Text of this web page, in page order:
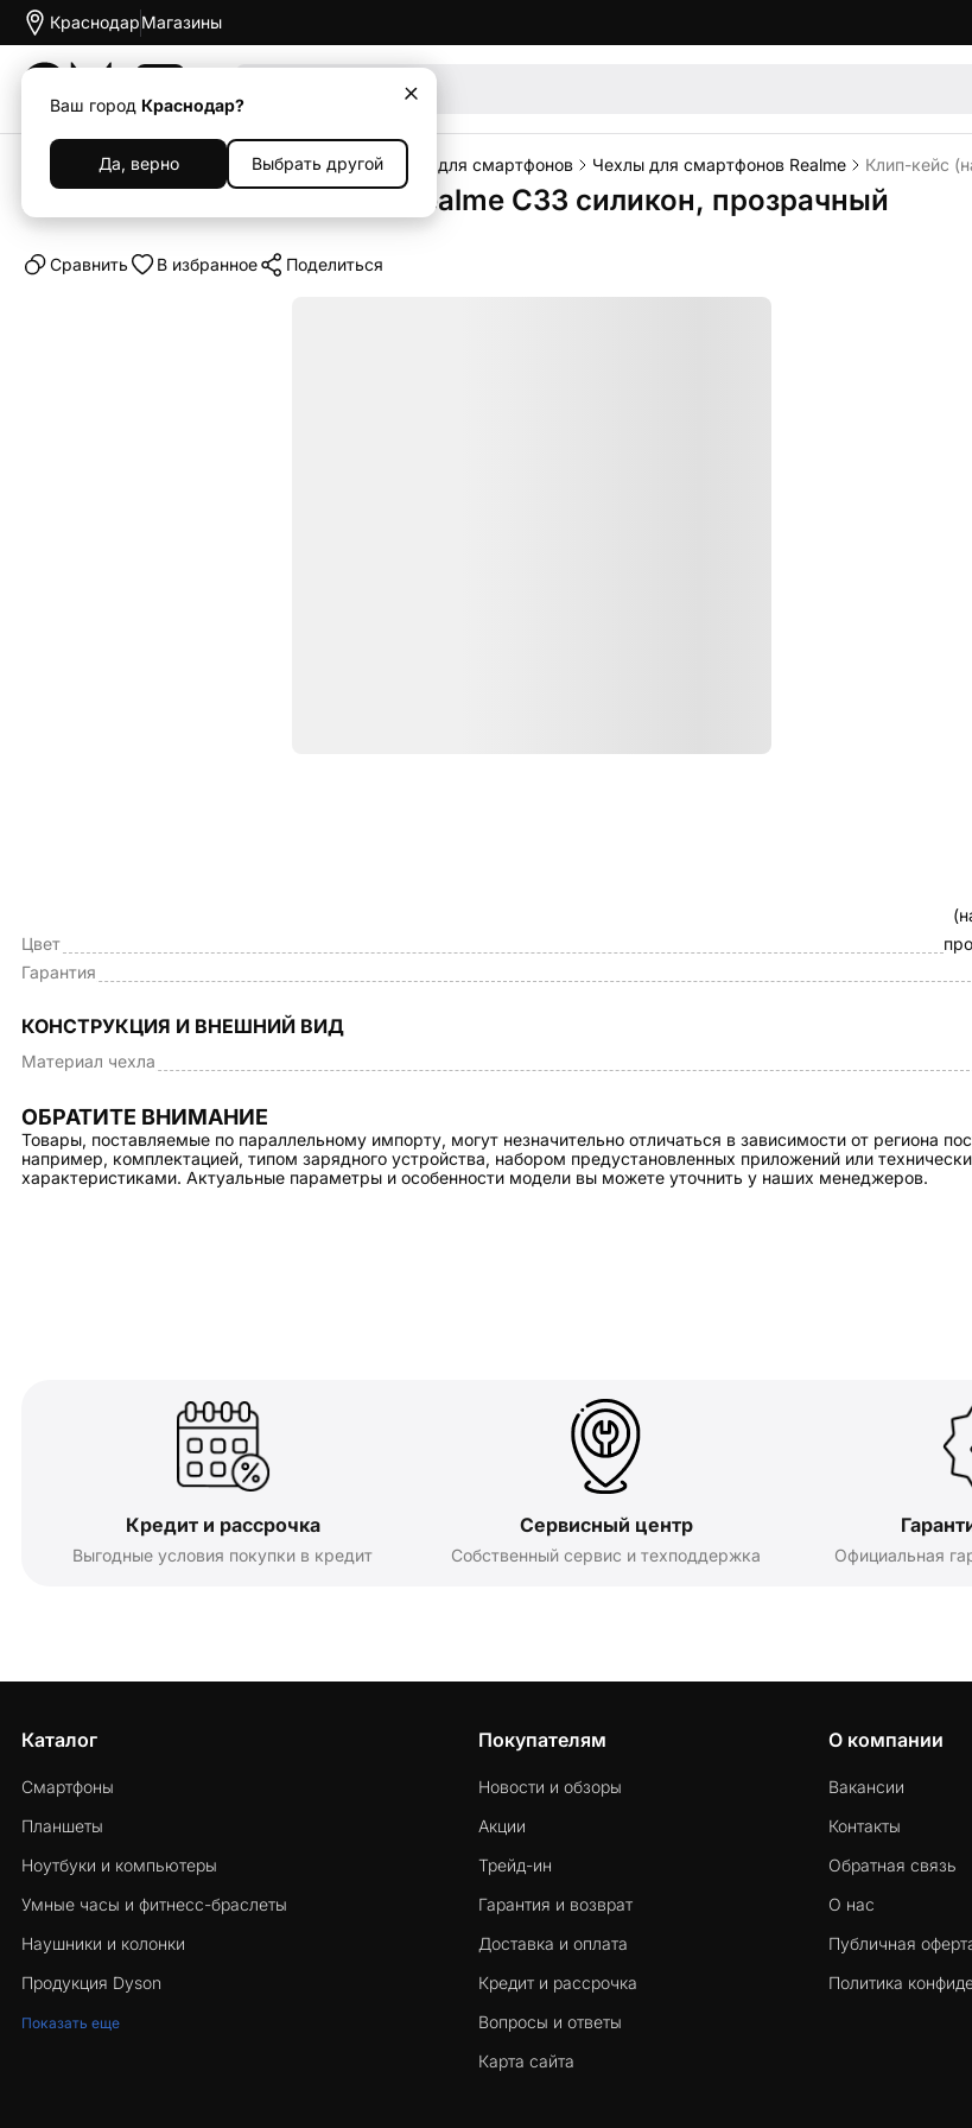
Краснодар
Ваш город Краснодар?
Да, верно Выбрать другой
Магазины
Каталог Аксессуары Чехлы Чехлы для смартфонов Чехлы для смартфонов Realme Клип-кейс
Клип-кейс (накладка) для Realme C33 силикон, прозрачный
Cравнить В избранное Поделиться
Цвет
Гарантия
КОНСТРУКЦИЯ И ВНЕШНИЙ ВИД
Материал чехла
ОБРАТИТЕ ВНИМАНИЕ
Товары, поставляемые по параллельному импорту, могут незначительно отличаться в зависимости от региона
например, комплектацией, типом зарядного устройства, набором предустановленных приложений или
характеристиками. Актуальные параметры и особенности модели вы можете уточнить у наших менеджеров.
Кредит и рассрочка
Выгодные условия покупки в кредит
Сервисный центр
Собственный сервис и техподдержка Официальная
Каталог
Смартфоны
Планшеты
Ноутбуки и компьютеры
Умные часы и фитнесс-браслеты
Наушники и колонки
Продукция Dyson
Показать еще
Покупателям
Новости и обзоры
Акции
Трейд-ин
Гарантия и возврат
Доставка и оплата
Кредит и рассрочка
Вопросы и ответы
Карта сайта
О компании
Вакансии
Контакты
Обратная связь
О нас
Публичная
Политика